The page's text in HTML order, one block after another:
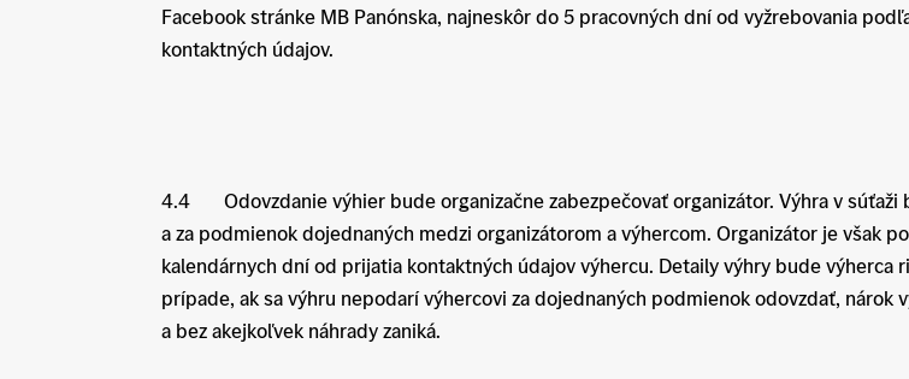
Facebook stránke MB Panónska, najneskôr do 5 pracovných dní od vyžrebovania
kontaktných údajov.
4.4 Odovzdanie výhier bude organizačne zabezpečovať organizátor. Výhra v súťaži
a za podmienok dojednaných medzi organizátorom a výhercom. Organizátor je však
kalendárnych dní od prijatia kontaktných údajov výhercu. Detaily výhry bude výherca
prípade, ak sa výhru nepodarí výhercovi za dojednaných podmienok odovzdať, nárok
a bez akejkoľvek náhrady zaniká.